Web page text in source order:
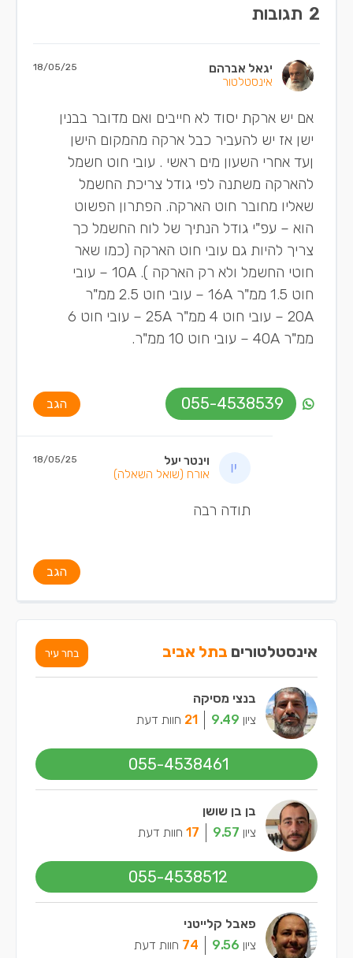
2 תגובות
יגאל אברהם
אינסטלטור
18/05/25
אם יש ארקת יסוד לא חייבים ואם מדובר בבנין
ישן אז יש להעביר כבל ארקה מהמקום הישן
ןעד אחרי השעון מים ראשי . עובי חוט חשמל
להארקה משתנה לפי גודל צריכת החשמל
שאליו מחובר חוט הארקה. הפתרון הפשוט
הוא – עפ"י גודל הנתיך של לוח החשמל כך
צריך להיות גם עובי חוט הארקה (כמו שאר
חוטי החשמל ולא רק הארקה ). 10A – עובי
חוט 1.5 ממ"ר 16A – עובי חוט 2.5 ממ"ר
20A – עובי חוט 4 ממ"ר 25A – עובי חוט 6
ממ"ר 40A – עובי חוט 10 ממ"ר.
055-4538539 הגב
וינטר יעל
אורח (שואל השאלה)
18/05/25
תודה רבה
הגב
אינסטלטורים בתל אביב בחר עיר
בנצי מסיקה
ציון 9.49
21 חוות דעת
055-4538461
בן בן שושן
ציון 9.57
17 חוות דעת
055-4538512
פאבל קלייטני
ציון 9.56
74 חוות דעת